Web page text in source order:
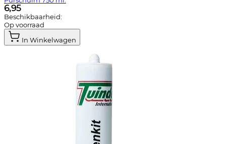
6,95
Beschikbaarheid:
Op voorraad
In Winkelwagen